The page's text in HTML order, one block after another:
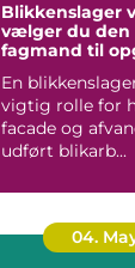
Blikkenslager
vælger du den
fagmand til
En
vigtig rolle for
facade og
udført blikarb...
04.